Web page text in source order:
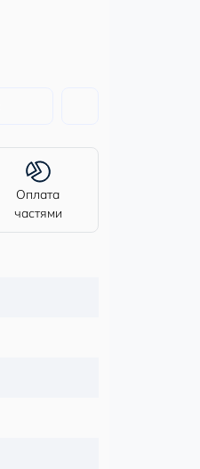
Оплата
частями